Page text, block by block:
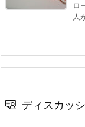
ロ
人
ディスカッ